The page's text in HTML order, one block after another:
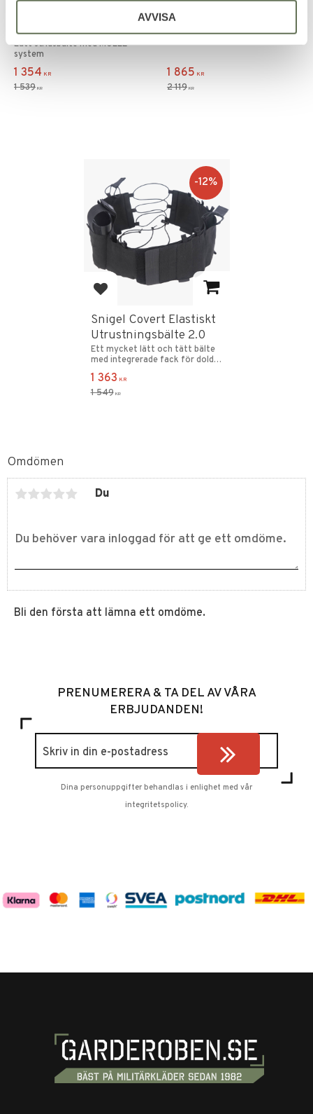
AVVISA
Omdömen
Du
Bli den första att lämna ett omdöme.
Combat Belt 1.0
Lätt stridsbälte med MOLLE-
system
1 354 KR
1 539 KR
Snigel Ribs Combat
Belt 1.0
1 865 KR
2 119 KR
Lägg till i favoriter
Snigel Covert Elastiskt
Utrustningsbälte 2.0
Ett mycket lätt och tätt bälte
med integrerade fack för dold
utrustning.
1 363 KR
1 549KR
12%
PRENUMERERA & TA DEL AV VÅRA
ERBJUDANDEN!
Dina personuppgifter behandlas i enlighet med vår
integritetspolicy.